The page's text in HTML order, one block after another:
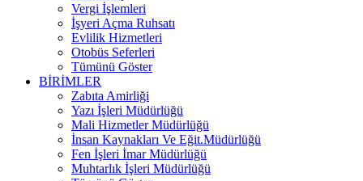
Vergi İşlemleri
İşyeri Açma Ruhsatı
Evlilik Hizmetleri
Otobüs Seferleri
Tümünü Göster
BİRİMLER
Zabıta Amirliği
Yazı İşleri Müdürlüğü
Mali Hizmetler Müdürlüğü
İnsan Kaynakları Ve Eğit.Müdürlüğü
Fen İşleri İmar Müdürlüğü
Muhtarlık İşleri Müdürlüğü